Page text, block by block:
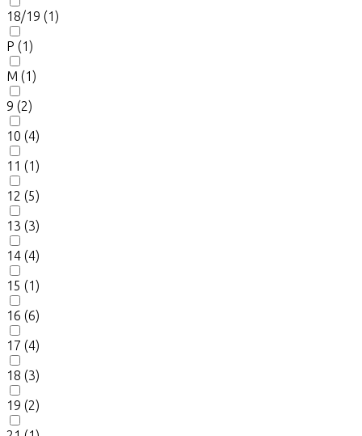
18/19 (1)
P (1)
M (1)
9 (2)
10 (4)
11 (1)
12 (5)
13 (3)
14 (4)
15 (1)
16 (6)
17 (4)
18 (3)
19 (2)